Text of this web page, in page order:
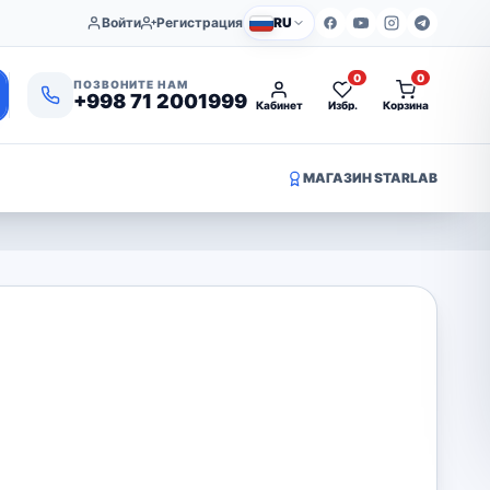
Войти Регистрация RU
ПОЗВОНИТЕ НАМ
+998 71 2001999 Кабинет Избр.
0
Корзина
0
МАГАЗИН STARLAB